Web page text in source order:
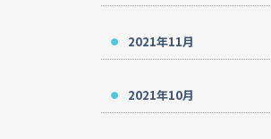
2021年11月
2021年10月